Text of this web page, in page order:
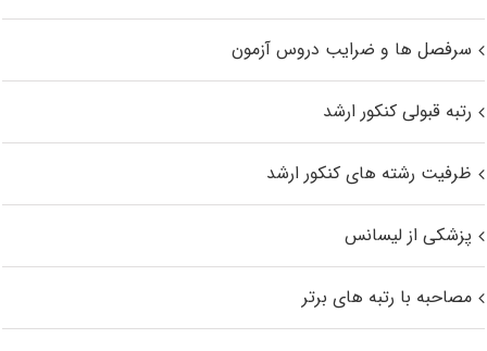
سرفصل ها و ضرایب دروس آزمون
رتبه قبولی کنکور ارشد
ظرفیت رشته های کنکور ارشد
پزشکی از لیسانس
مصاحبه با رتبه های برتر